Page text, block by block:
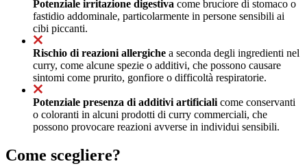
Potenziale irritazione digestiva come bruciore di stomaco o
fastidio addominale, particolarmente in persone sensibili ai
cibi piccanti.
Rischio di reazioni allergiche a seconda degli ingredienti nel
curry, come alcune spezie o additivi, che possono causare
sintomi come prurito, gonfiore o difficoltà respiratorie.
Potenziale presenza di additivi artificiali come conservanti
o coloranti in alcuni prodotti di curry commerciali, che
possono provocare reazioni avverse in individui sensibili.
Come scegliere?